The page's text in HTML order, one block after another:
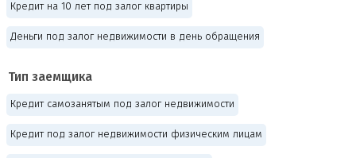
Кредит на 10 лет под залог квартиры
Деньги под залог недвижимости в день обращения
Тип заемщика
Кредит самозанятым под залог недвижимости
Кредит под залог недвижимости физическим лицам